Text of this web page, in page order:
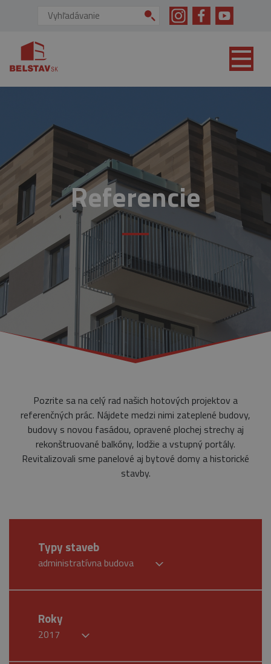
Vyhľadávanie:
Referencie
Pozrite sa na celý rad našich hotových projektov a
referenčných prác. Nájdete medzi nimi zateplené budovy,
budovy s novou fasádou, opravené plochej strechy aj
rekonštruované balkóny, lodžie a vstupný portály.
Revitalizovali sme panelové aj bytové domy a historické
stavby.
Typy staveb
administratívna budova
Roky
2017